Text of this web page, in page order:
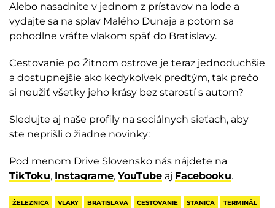
Alebo nasadnite v jednom z prístavov na lode a
vydajte sa na splav Malého Dunaja a potom sa
pohodlne vráťte vlakom späť do Bratislavy.
Cestovanie po Žitnom ostrove je teraz jednoduchšie
a dostupnejšie ako kedykoľvek predtým, tak prečo
si neužiť všetky jeho krásy bez starostí s autom?
Sledujte aj naše profily na sociálnych sieťach, aby
ste neprišli o žiadne novinky:
Pod menom Drive Slovensko nás nájdete na
TikToku, Instagrame, YouTube aj Facebooku.
ŽELEZNICA VLAKY BRATISLAVA CESTOVANIE STANICA TERMINÁL